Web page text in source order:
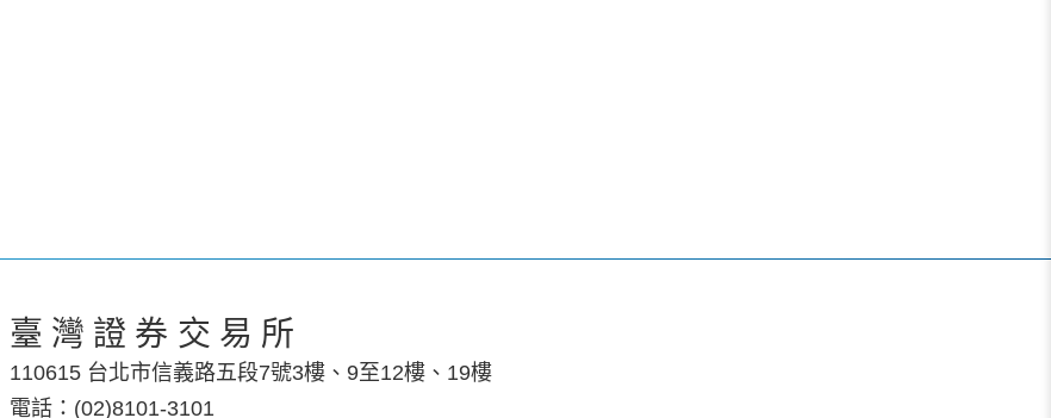
臺灣證券交易所
110615 台北市信義路五段7號3樓、9至12樓、19樓
電話：(02)8101-3101